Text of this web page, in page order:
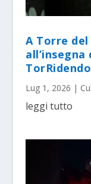
A Torre
TorRidendo
Lug 1, 2026 |
leggi tutto